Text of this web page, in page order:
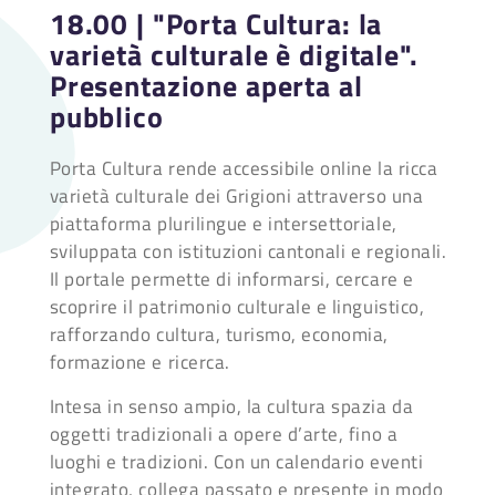
18.00 | "Porta Cultura: la
varietà culturale è digitale".
Presentazione aperta al
pubblico
Porta Cultura rende accessibile online la ricca
varietà culturale dei Grigioni attraverso una
piattaforma plurilingue e intersettoriale,
sviluppata con istituzioni cantonali e regionali.
Il portale permette di informarsi, cercare e
scoprire il patrimonio culturale e linguistico,
rafforzando cultura, turismo, economia,
formazione e ricerca.
Intesa in senso ampio, la cultura spazia da
oggetti tradizionali a opere d’arte, fino a
luoghi e tradizioni. Con un calendario eventi
integrato, collega passato e presente in modo